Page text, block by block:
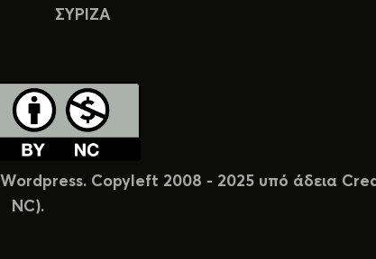
ΣΥΡΙΖΑ
Wordpress. Copyleft 2008 - 2025 υπό άδεια
NC).